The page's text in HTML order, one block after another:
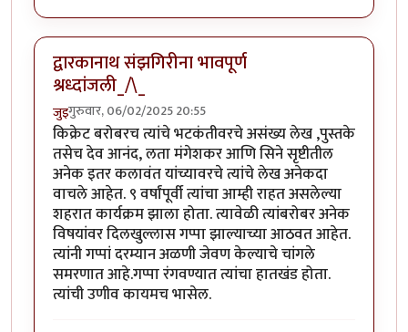
द्वारकानाथ संझगिरीना भावपूर्ण
श्रध्दांजली_/\_
जुइगुरुवार, 06/02/2025 20:55
किक्रेट बरोबरच त्यांचे भटकंतीवरचे असंख्य लेख ,पुस्तके
तसेच देव आनंद, लता मंगेशकर आणि सिने सृष्टीतील
अनेक इतर कलावंत यांच्यावरचे त्यांचे लेख अनेकदा
वाचले आहेत. ९ वर्षांपूर्वी त्यांचा आम्ही राहत असलेल्या
शहरात कार्यक्रम झाला होता. त्यावेळी त्यांबरोबर अनेक
विषयांवर दिलखुल्लास गप्पा झाल्याच्या आठवत आहेत.
त्यांनी गप्पां दरम्यान अळणी जेवण केल्याचे चांगले
समरणात आहे.गप्पा रंगवण्यात त्यांचा हातखंड होता.
त्यांची उणीव कायमच भासेल.